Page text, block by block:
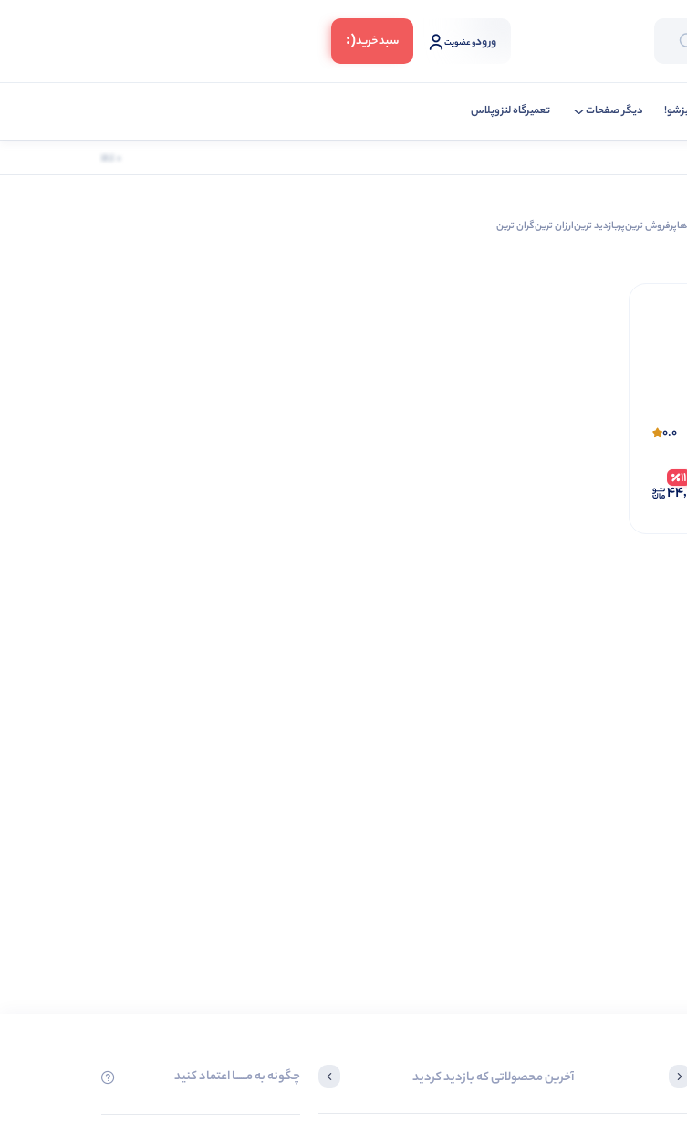
ورودو عضویت سبد‌خرید(:
دیگر صفحات تعمیرگاه لنزوپلاس
پرفروش ترینپربازدید ترینارزان ترینگران ترین
0.0
11
آخرین محصولاتی که بازدید کردید چگونه به مــــــا اعتماد کنید